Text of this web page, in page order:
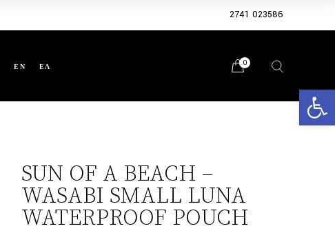
2741 023586
EN ΕΛ 0
SUN OF A BEACH –
WASABI SMALL LUNA
WATERPROOF POUCH